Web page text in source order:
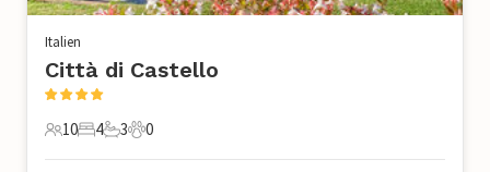
Italien
Città di Castello
10 Gäster
10
4 Sovrum
4
3 Badrum
3
0 Husdjur
0